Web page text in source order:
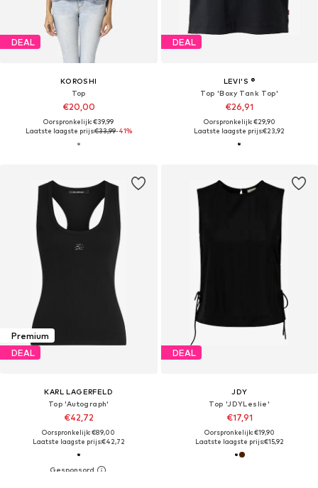
DEAL
KOROSHI
Top
€20,00
Oorspronkelijk: €39,99
Laatste laagste prijs:€33,99-41%
DEAL
LEVI'S ®
Top 'Boxy Tank Top'
€26,91
Oorspronkelijk: €29,90
Laatste laagste prijs:€23,92
Premium
DEAL
KARL LAGERFELD
Top 'Autograph'
€42,72
Oorspronkelijk: €89,00
Laatste laagste prijs:€42,72
DEAL
JDY
Top 'JDYLeslie'
€17,91
Oorspronkelijk: €19,90
Laatste laagste prijs:€15,92